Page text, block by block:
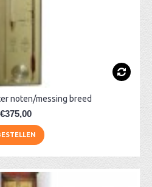
noten/messing breed
€375,00